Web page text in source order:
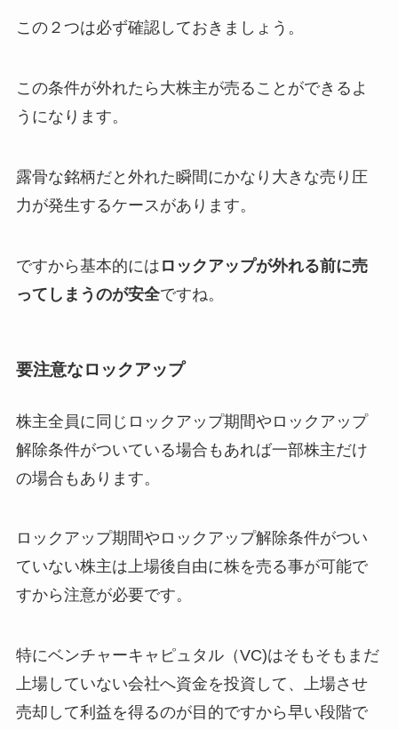
この２つは必ず確認しておきましょう。
この条件が外れたら大株主が売ることができるよ
うになります。
露骨な銘柄だと外れた瞬間にかなり大きな売り圧
力が発生するケースがあります。
ですから基本的には ロックアップが外れる前に売
ってしまうのが安全ですね。
要注意なロックアップ
株主全員に同じロックアップ期間やロックアップ
解除条件がついている場合もあれば一部株主だけ
の場合もあります。
ロックアップ期間やロックアップ解除条件がつい
ていない株主は上場後自由に株を売る事が可能で
すから注意が必要です。
特にベンチャーキャピュタル（VC)はそもそもまだ
上場していない会社へ資金を投資して、上場させ
売却して利益を得るのが目的ですから早い段階で